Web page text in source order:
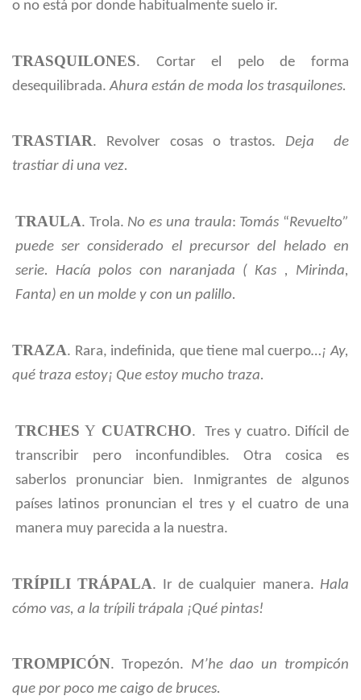
o no está por donde habitualmente suelo ir.
TRASQUILONES. Cortar el pelo de forma
desequilibrada.Ahura están de moda los trasquilones.
TRASTIAR. Revolver cosas o trastos. Deja de
trastiar di una vez.
TRAULA. Trola. No es una traula: Tomás “Revuelto”
puede ser considerado el precursor del helado en
serie. Hacía polos con naranjada ( Kas , Mirinda,
Fanta) en un molde y con un palillo.
TRAZA. Rara, indefinida, que tiene mal cuerpo…¡ Ay,
qué traza estoy¡ Que estoy mucho traza.
TRCHES Y CUATRCHO. Tres y cuatro. Difícil de
transcribir pero inconfundibles. Otra cosica es
saberlos pronunciar bien.
Inmigrantes de algunos
países latinos pronuncian el tres y el cuatro de una
manera muy parecida a la nuestra.
TRÍPILI TRÁPALA. Ir de cualquier manera. Hala
cómo vas, a la trípili trápala ¡Qué pintas!
TROMPICÓN. Tropezón. M’he dao un trompicón
que por poco me caigo de bruces.